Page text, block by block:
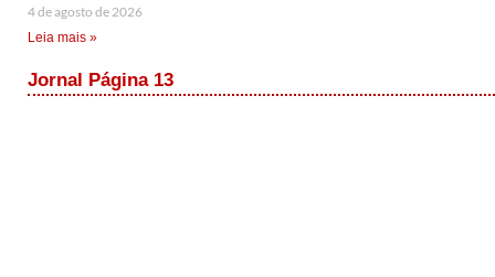
4 de agosto de 2026
Leia mais »
Jornal Página 13